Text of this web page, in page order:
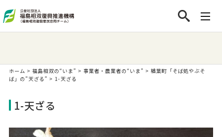
ホーム > 福島相双の“いま” > 事業者・農業者の“いま” > 楢葉町「そば処やぶそ
ば」の”天ざる” > 1-天ざる
1-天ざる